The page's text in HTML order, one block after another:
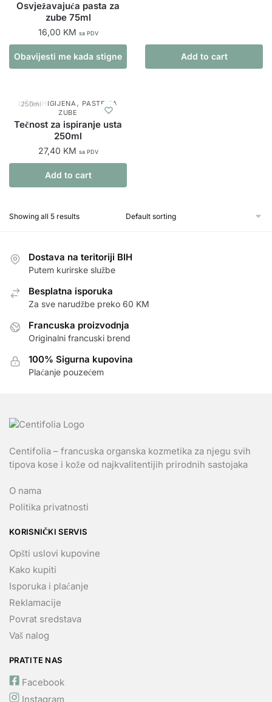
Osvježavajuća pasta za
zube 75ml
16,00 KM sa PDV
Obavijesti me kada stigne Add to cart
250ml
LIČNA HIGIJENA , PASTE ZA
ZUBE
Tečnost za ispiranje usta
250ml
27,40 KM sa PDV
Add to cart
Showing all 5 results
Dostava na teritoriji BIH
Putem kurirske službe
Besplatna isporuka
Za sve narudžbe preko 60 KM
Francuska proizvodnja
Originalni francuski brend
100% Sigurna kupovina
Plaćanje pouzećem
Centifolia – francuska organska kozmetika za njegu svih
tipova kose i kože od najkvalitentijih prirodnih sastojaka
O nama
Politika privatnosti
KORISNIČKI SERVIS
Opšti uslovi kupovine
Kako kupiti
Isporuka i plaćanje
Reklamacije
Povrat sredstava
Vaš nalog
PRATITE NAS
Facebook
Instagram